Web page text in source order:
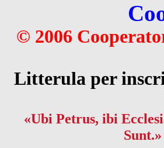
© 2006
Litterula per
«Ubi Petrus, ibi